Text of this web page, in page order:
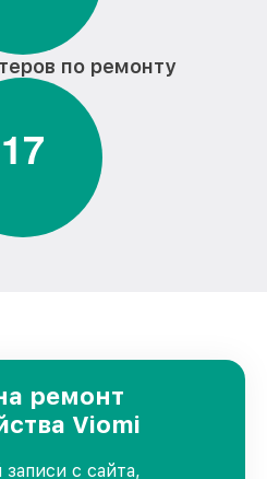
по ремонту
17
ремонт
Viomi
с сайта,